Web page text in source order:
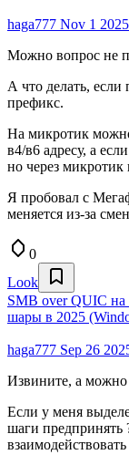
haga777 Nov 1
Можно вопрос не
А что делать,
префикс.
На микротик
в4/в6 адресу, а
но через микротик
Я пробовал с
меняется из-за
0
Look
SMB over QUIC на
шары в 2025
haga777 Sep 26
Извините, а можно
Если у меня
шаги предпринять